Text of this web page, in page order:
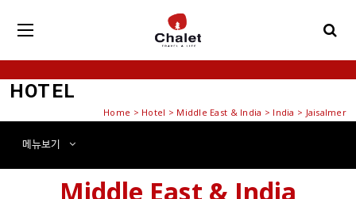
HOTEL
Home > Hotel > Middle East & India > India > Jaisalmer
메뉴보기
Middle East & India